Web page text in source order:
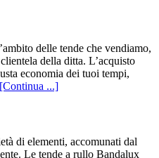
delle tende che vendiamo,
della ditta. L’acquisto
economia dei tuoi tempi,
[Continua ...]infoTende
di elementi, accomunati dal
Le tende a rullo Bandalux